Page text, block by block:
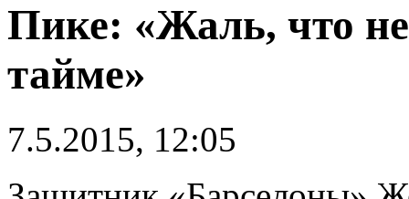
Пике: «Жаль, что
тайме»
7.5.2015, 12:05